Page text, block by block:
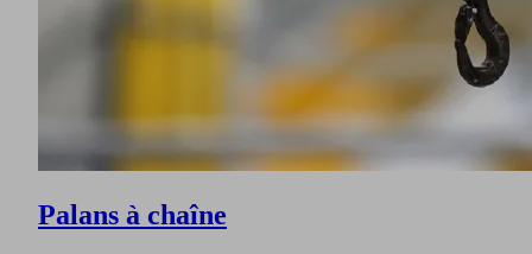
Palans à chaîne